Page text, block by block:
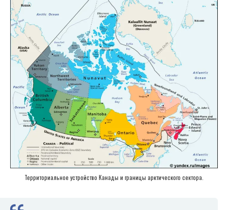
Территориальное устройство Канады и границы арктического сектора.